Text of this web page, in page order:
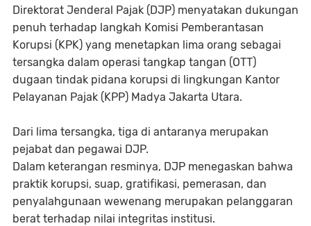
Direktorat Jenderal Pajak (DJP) menyatakan dukungan
penuh terhadap langkah Komisi Pemberantasan
Korupsi (KPK) yang menetapkan lima orang sebagai
tersangka dalam operasi tangkap tangan (OTT)
dugaan tindak pidana korupsi di lingkungan Kantor
Pelayanan Pajak (KPP) Madya Jakarta Utara.
Dari lima tersangka, tiga di antaranya merupakan
pejabat dan pegawai DJP.
Dalam keterangan resminya, DJP menegaskan bahwa
praktik korupsi, suap, gratifikasi, pemerasan, dan
penyalahgunaan wewenang merupakan pelanggaran
berat terhadap nilai integritas institusi.